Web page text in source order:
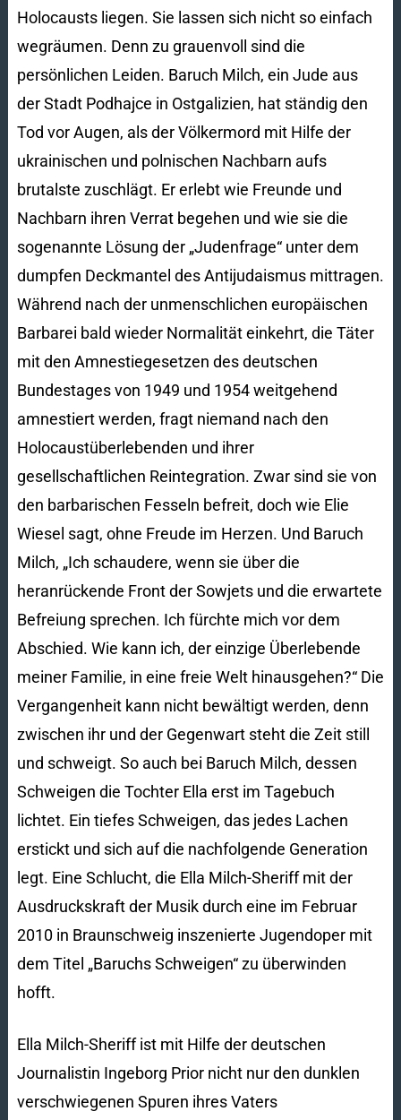
Holocausts liegen. Sie lassen sich nicht so einfach
wegräumen. Denn zu grauenvoll sind die
persönlichen Leiden. Baruch Milch, ein Jude aus
der Stadt Podhajce in Ostgalizien, hat ständig den
Tod vor Augen, als der Völkermord mit Hilfe der
ukrainischen und polnischen Nachbarn aufs
brutalste zuschlägt. Er erlebt wie Freunde und
Nachbarn ihren Verrat begehen und wie sie die
sogenannte Lösung der „Judenfrage“ unter dem
dumpfen Deckmantel des Antijudaismus mittragen.
Während nach der unmenschlichen europäischen
Barbarei bald wieder Normalität einkehrt, die Täter
mit den Amnestiegesetzen des deutschen
Bundestages von 1949 und 1954 weitgehend
amnestiert werden, fragt niemand nach den
Holocaustüberlebenden und ihrer
gesellschaftlichen Reintegration. Zwar sind sie von
den barbarischen Fesseln befreit, doch wie Elie
Wiesel sagt, ohne Freude im Herzen. Und Baruch
Milch, „Ich schaudere, wenn sie über die
heranrückende Front der Sowjets und die erwartete
Befreiung sprechen. Ich fürchte mich vor dem
Abschied. Wie kann ich, der einzige Überlebende
meiner Familie, in eine freie Welt hinausgehen?“ Die
Vergangenheit kann nicht bewältigt werden, denn
zwischen ihr und der Gegenwart steht die Zeit still
und schweigt. So auch bei Baruch Milch, dessen
Schweigen die Tochter Ella erst im Tagebuch
lichtet. Ein tiefes Schweigen, das jedes Lachen
erstickt und sich auf die nachfolgende Generation
legt. Eine Schlucht, die Ella Milch-Sheriff mit der
Ausdruckskraft der Musik durch eine im Februar
2010 in Braunschweig inszenierte Jugendoper mit
dem Titel „Baruchs Schweigen“ zu überwinden
hofft.
Ella Milch-Sheriff ist mit Hilfe der deutschen
Journalistin Ingeborg Prior nicht nur den dunklen
verschwiegenen Spuren ihres Vaters